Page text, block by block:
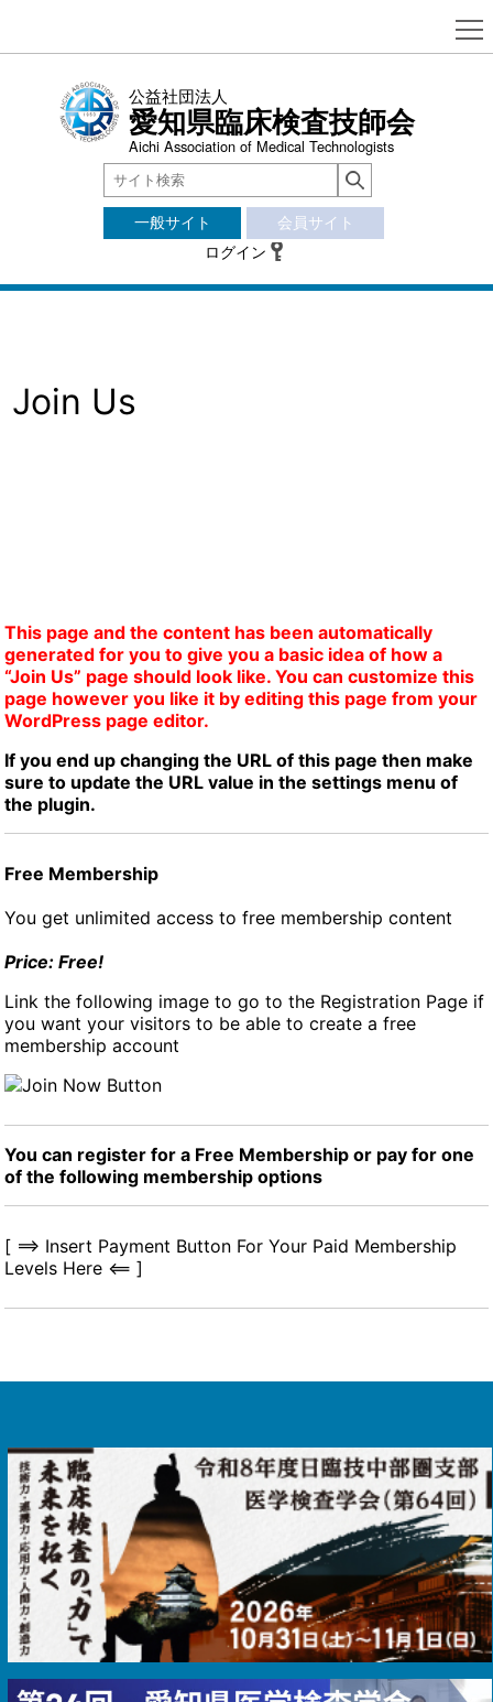
公益社団法人
愛知県臨床検査技師会
Aichi Association of Medical Technologists
一般サイト
会員サイト
ログイン
Join Us
This page and the content has been automatically
generated for you to give you a basic idea of how a
“Join Us” page should look like. You can customize this
page however you like it by editing this page from your
WordPress page editor.
If you end up changing the URL of this page then make
sure to update the URL value in the settings menu of
the plugin.
Free Membership
You get unlimited access to free membership content
Price: Free!
Link the following image to go to the Registration Page if
you want your visitors to be able to create a free
membership account
You can register for a Free Membership or pay for one
of the following membership options
[ ==> Insert Payment Button For Your Paid Membership
Levels Here <== ]